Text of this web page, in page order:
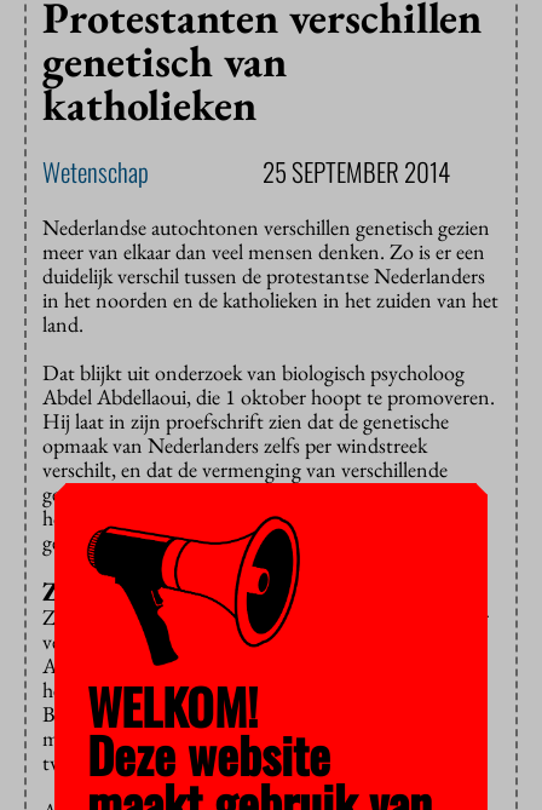
Protestanten verschillen
genetisch van
katholieken
Wetenschap 25 SEPTEMBER 2014
Nederlandse autochtonen verschillen genetisch gezien
meer van elkaar dan veel mensen denken. Zo is er een
duidelijk verschil tussen de protestantse Nederlanders
in het noorden en de katholieken in het zuiden van het
land.
Dat blijkt uit onderzoek van biologisch psycholoog
Abdel Abdellaoui, die 1 oktober hoopt te promoveren.
Hij laat in zijn proefschrift zien dat de genetische
opmaak van Nederlanders zelfs per windstreek
verschilt, en dat de vermenging van verschillende
genetische achtergronden vaker voorkomt bij
hoogopgeleide, niet-religieuze Nederlanders dan bij
gelovigen met een lage opleiding.
Zeldzame mutaties
Zelfs eeneiige tweelingen kunnen genetisch van elkaar
verschillen, door mutaties na de splitsing van de eicel.
Abdellaoui, die gebruikmaakte van het onderzoek in
het Nederlands Tweelingen Register van Dorret
Boomsma, laat zien dat dat deze, overigens zeldzame
mutaties, ervoor kunnen zorgen dat eeneiige
tweelingen sterk van elkaar verschillen.
WELKOM!
Deze website